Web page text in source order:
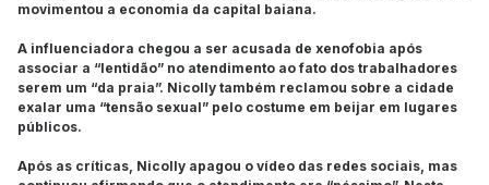
movimentou a economia da capital baiana.
A influenciadora chegou a ser acusada de xenofobia após
associar a “lentidão” no atendimento ao fato dos trabalhadores
serem um “da praia”. Nicolly também reclamou sobre a cidade
exalar uma “tensão sexual” pelo costume em beijar em lugares
públicos.
Após as críticas, Nicolly apagou o vídeo das redes sociais, mas